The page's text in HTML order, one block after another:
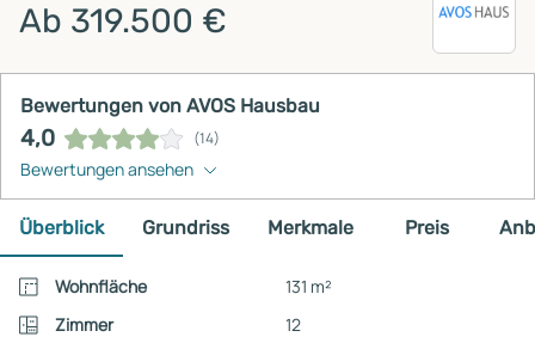
Ab 319.500 €
Bewertungen von AVOS Hausbau
4,0 (14)
Bewertungen ansehen
Überblick Grundriss Merkmale Preis
Wohnfläche
131 m²
Zimmer
12